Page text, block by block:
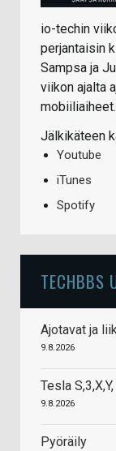
io-techin
perjantaisin
Sampsa ja
viikon ajalta
mobiiliaiheet.
Jälkikäteen
Youtube
iTunes
Spotify
TECHBBS
Ajotavat ja
9.8.2026
Tesla
9.8.2026
Pyöräily